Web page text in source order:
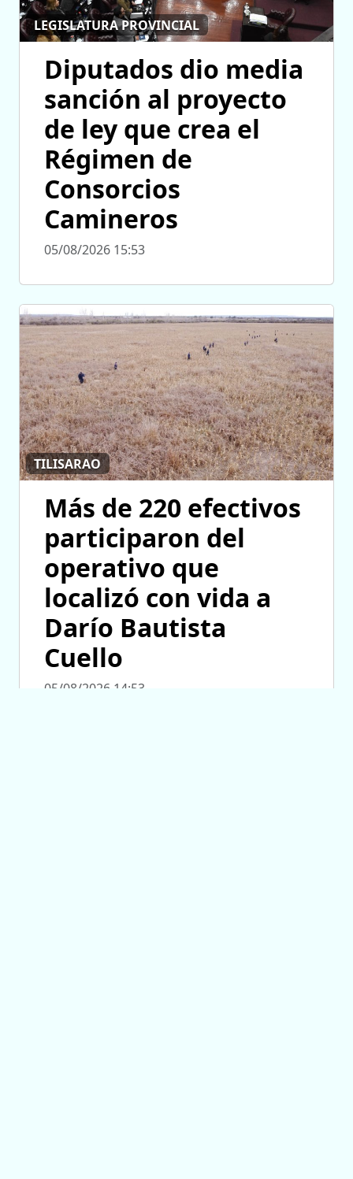
LEGISLATURA PROVINCIAL
Diputados dio media
sanción al proyecto
de ley que crea el
Régimen de
Consorcios
Camineros
05/08/2026 15:53
TILISARAO
Más de 220 efectivos
participaron del
operativo que
localizó con vida a
Darío Bautista
Cuello
05/08/2026 14:53